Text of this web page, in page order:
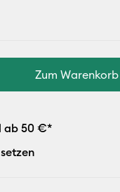
Zum
ab 50 €*